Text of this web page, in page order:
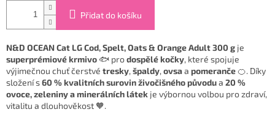
Přidat do košíku
N&D OCEAN Cat LG Cod, Spelt, Oats & Orange Adult 300 g je
superprémiové krmivo🐟 prodospělé kočky, které spojuje
výjimečnou chuť čerstvé tresky, špaldy, ovsaa pomeranče 🍊. Díky
složení s60 % kvalitních surovin živočišného původua 20 %
ovoce, zeleniny a minerálních látek je výbornou volbou pro zdraví,
vitalitu a dlouhověkost 🧡.